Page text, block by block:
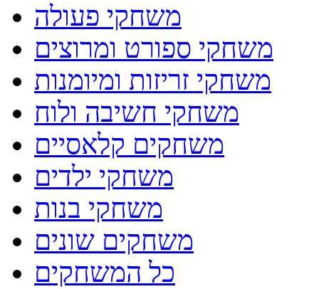
משחקי פעולה
משחקי ספורט ומרוצים
משחקי זריזות ומיומנות
משחקי חשיבה ולוח
משחקים קלאסיים
משחקי ילדים
משחקי בנות
משחקים שונים
כל המשחקים